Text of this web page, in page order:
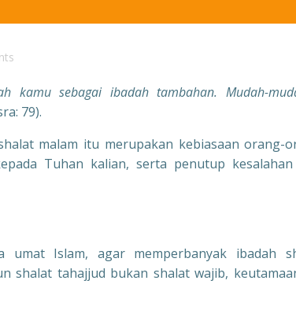
kamu sebagai ibadah tambahan. Mudah-
79).
malam itu merupakan kebiasaan orang-
Tuhan kalian, serta penutup
Islam, agar memperbanyak ibadah
shalat tahajjud bukan shalat wajib,